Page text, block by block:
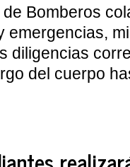
Bomberos
emergencias,
diligencias
del cuerpo